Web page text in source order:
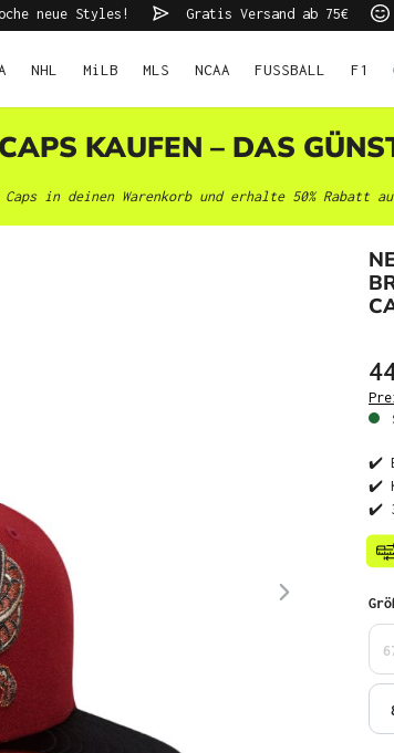
neue Styles! Gratis Versand ab 75€
NHL MiLB MLS NCAA FUSSBALL F1
KAUFEN – DAS
in deinen Warenkorb und erhalte 50% Rabatt
✔️
✔️
✔️